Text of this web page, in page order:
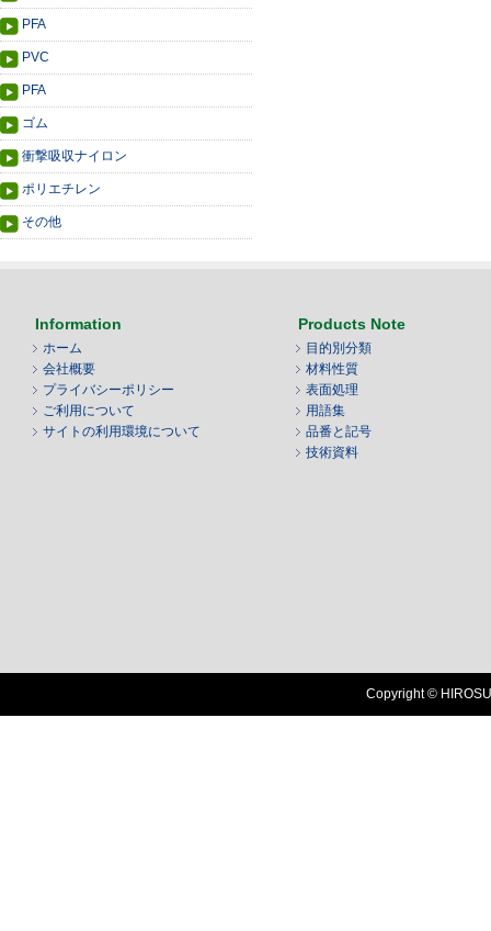
PFA
PVC
PFA
ゴム
衝撃吸収ナイロン
ポリエチレン
その他
Information
ホーム
会社概要
プライバシーポリシー
ご利用について
サイトの利用環境について
Products Note
目的別分類
材料性質
表面処理
用語集
品番と記号
技術資料
Copyright ©